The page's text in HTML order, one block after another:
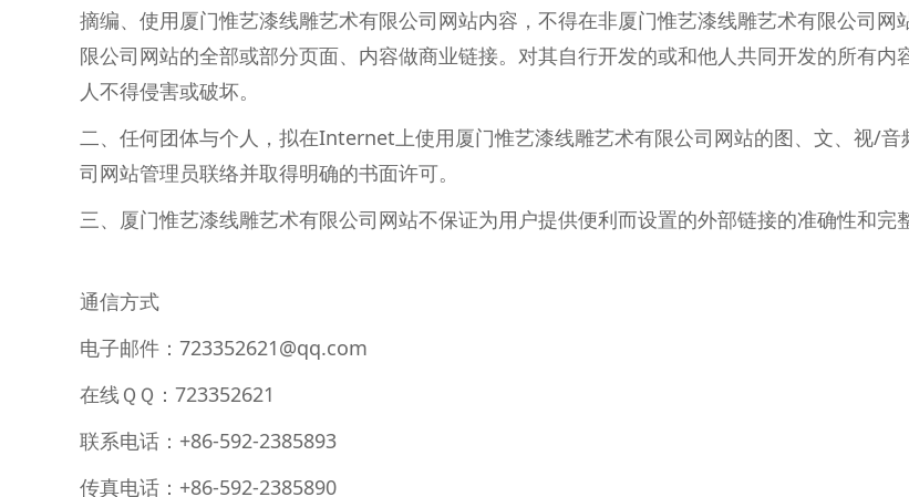
摘编、使用厦门惟艺漆线雕艺术有限公司网站内容，不得在非厦门惟艺漆线雕艺术有限公司
限公司网站的全部或部分页面、内容做商业链接。对其自行开发的或和他人共同开发的所有
人不得侵害或破坏。
二、任何团体与个人，拟在Internet上使用厦门惟艺漆线雕艺术有限公司网站的图、文、视/
司网站管理员联络并取得明确的书面许可。
三、厦门惟艺漆线雕艺术有限公司网站不保证为用户提供便利而设置的外部链接的准确性和完
通信方式
电子邮件：723352621@qq.com
在线ＱＱ：723352621
联系电话：+86-592-2385893
传真电话：+86-592-2385890